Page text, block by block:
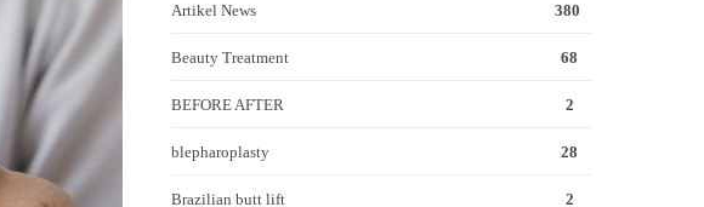
Artikel News 380
Beauty Treatment 68
BEFORE AFTER 2
blepharoplasty 28
Brazilian butt lift 2